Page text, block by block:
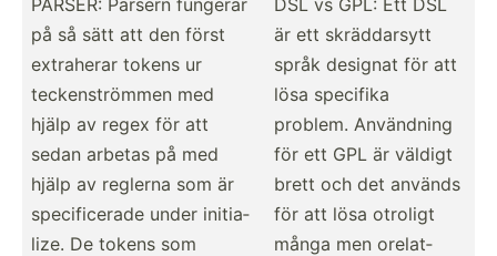
på så sätt att den först
extraherar tokens ur
tecken­str­ömmen med
hjälp av regex för att
sedan arbetas på med
hjälp av reglerna som är
specif­icerade under initia­
lize. De tokens som
är ett skrädd­arsytt
språk designat för att
lösa specifika
problem. Användning
för ett GPL är väldigt
brett och det används
för att lösa otroligt
många men orelat­